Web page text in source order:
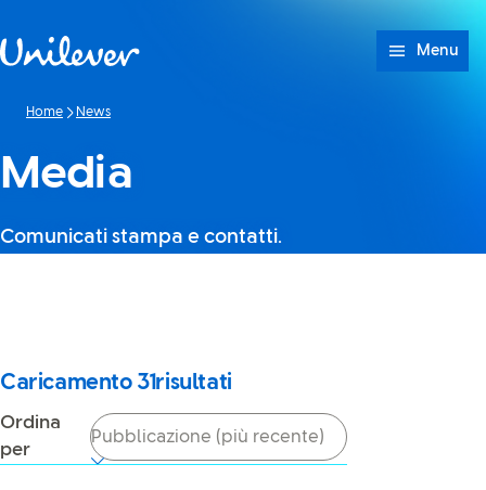
Menu
Home News
Media
Comunicati stampa e contatti.
Caricamento 31risultati
Ordina
per